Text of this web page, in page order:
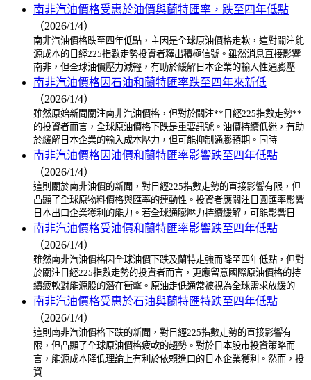
南非汽油價格受惠於油價與蘭特匯率，跌至四年低點
（2026/1/4）
南非汽油價格跌至四年低點，主因是全球原油價格走軟，這對關注能
源成本的日經225指數走勢投資者釋出積極信號。雖然消息直接影響
南非，但全球油價壓力減輕，有助於緩解日本企業的輸入性通膨壓
南非汽油價格因石油和蘭特匯率跌至四年來新低
（2026/1/4）
雖然原始新聞關注南非汽油價格，但對於關注**日經225指數走勢**
的投資者而言，全球原油價格下跌是重要訊號。油價持續低迷，有助
於緩解日本企業的輸入成本壓力，但可能抑制通膨預期。同時
南非汽油價格因油價和蘭特匯率影響跌至四年低點
（2026/1/4）
這則關於南非油價的新聞，對日經225指數走勢的直接影響有限，但
凸顯了全球原物料價格與匯率的連動性。投資者應關注日圓匯率影響
日本出口企業獲利的能力。若全球通膨壓力持續緩解，可能影響日
南非汽油價格受油價和蘭特匯率影響跌至四年低點
（2026/1/4）
雖然南非汽油價格因全球油價下跌及蘭特走強而降至四年低點，但對
於關注日經225指數走勢的投資者而言，更應留意國際原油價格的持
續疲軟對能源股的潛在衝擊。原油走低通常被視為全球需求放緩的
南非汽油價格受惠於石油與蘭特匯特跌至四年低點
（2026/1/4）
這則南非汽油價格下跌的新聞，對日經225指數走勢的直接影響有
限，但凸顯了全球原油價格疲軟的趨勢。對於日本股市投資策略而
言，能源成本降低理論上有利於依賴進口的日本企業獲利。然而，投
資